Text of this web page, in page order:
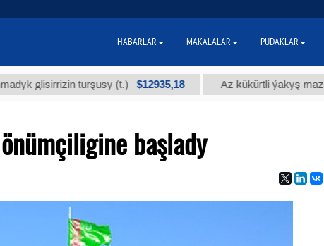
turşusy (t.) $12935,18 Az kükürtli ýakyş mazudy (t.)
başlady
HABARLAR MAKALALAR PUDAKLAR